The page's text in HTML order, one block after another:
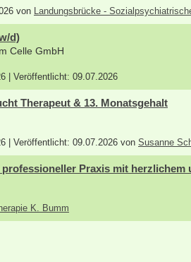
von Landungsbrücke -
d)
Celle GmbH
| Veröffentlicht: 09.07.2026
Therapeut & 13. Monatsgehalt
| Veröffentlicht: 09.07.2026 von Susanne
Praxis mit herzlichem
K. Bumm